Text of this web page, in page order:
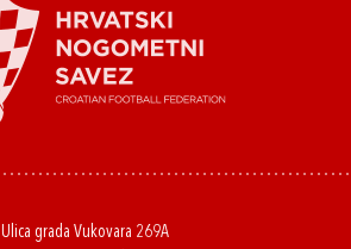
Ulica grada Vukovara 269A